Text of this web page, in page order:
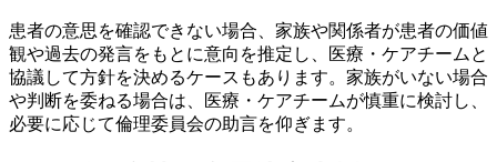
患者の意思を確認できない場合、家族や関係者が患者の価値
観や過去の発言をもとに意向を推定し、医療・ケアチームと
協議して方針を決めるケースもあります。家族がいない場合
や判断を委ねる場合は、医療・ケアチームが慎重に検討し、
必要に応じて倫理委員会の助言を仰ぎます。